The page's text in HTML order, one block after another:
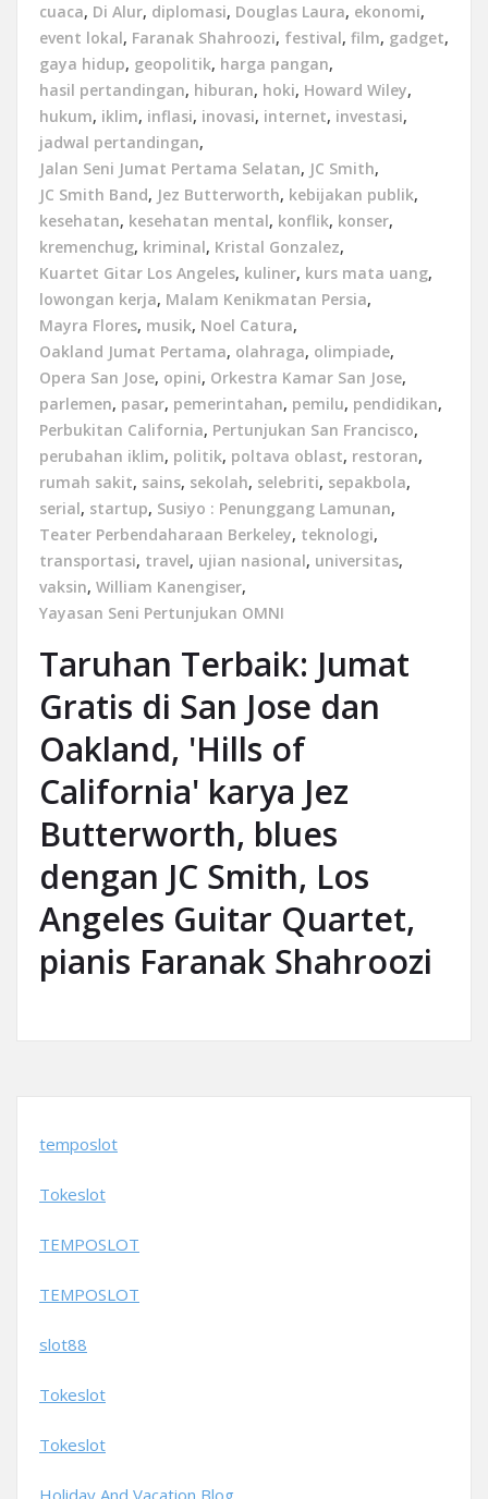
cuaca, Di Alur, diplomasi, Douglas Laura, ekonomi,
event lokal, Faranak Shahroozi, festival, film, gadget,
gaya hidup, geopolitik, harga pangan,
hasil pertandingan, hiburan, hoki, Howard Wiley,
hukum, iklim, inflasi, inovasi, internet, investasi,
jadwal pertandingan,
Jalan Seni Jumat Pertama Selatan, JC Smith,
JC Smith Band, Jez Butterworth, kebijakan publik,
kesehatan, kesehatan mental, konflik, konser,
kremenchug, kriminal, Kristal Gonzalez,
Kuartet Gitar Los Angeles, kuliner, kurs mata uang,
lowongan kerja, Malam Kenikmatan Persia,
Mayra Flores, musik, Noel Catura,
Oakland Jumat Pertama, olahraga, olimpiade,
Opera San Jose, opini, Orkestra Kamar San Jose,
parlemen, pasar, pemerintahan, pemilu, pendidikan,
Perbukitan California, Pertunjukan San Francisco,
perubahan iklim, politik, poltava oblast, restoran,
rumah sakit, sains, sekolah, selebriti, sepakbola,
serial, startup, Susiyo : Penunggang Lamunan,
Teater Perbendaharaan Berkeley, teknologi,
transportasi, travel, ujian nasional, universitas,
vaksin, William Kanengiser,
Yayasan Seni Pertunjukan OMNI
Taruhan Terbaik: Jumat
Gratis di San Jose dan
Oakland, 'Hills of
California' karya Jez
Butterworth, blues
dengan JC Smith, Los
Angeles Guitar Quartet,
pianis Faranak Shahroozi
temposlot
Tokeslot
TEMPOSLOT
TEMPOSLOT
slot88
Tokeslot
Tokeslot
Holiday And Vacation Blog